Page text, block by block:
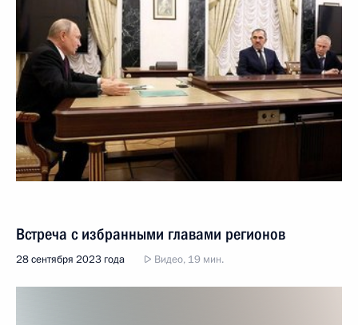
Встреча с избранными главами регионов
28 сентября 2023 года Видео, 19 мин.